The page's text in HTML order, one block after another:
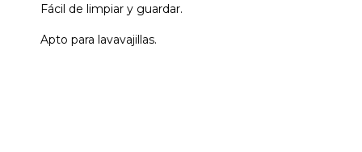
Fácil de limpiar y guardar.
Apto para lavavajillas.